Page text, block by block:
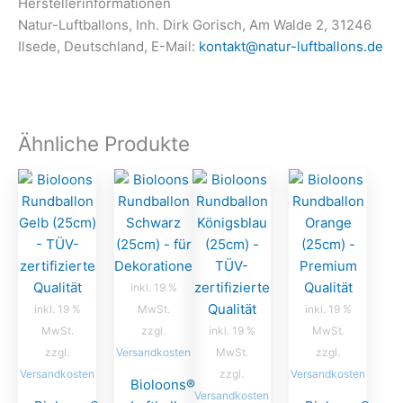
Natur-Luftballons, Inh. Dirk Gorisch, Am Walde 2, 31246
Ilsede, Deutschland, E-Mail: kontakt@natur-luftballons.de
Ähnliche Produkte
inkl. 19 %
MwSt.
zzgl.
Versandkosten
inkl. 19 %
MwSt.
zzgl.
Versandkosten
Bioloons®
inkl. 19 %
MwSt.
zzgl.
Versandkosten
inkl. 19 %
MwSt.
zzgl.
Versandkosten